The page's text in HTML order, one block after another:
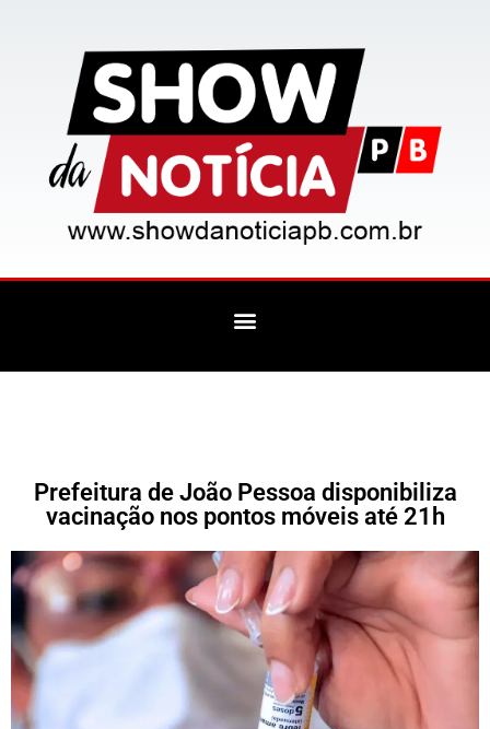
Prefeitura de João Pessoa disponibiliza
vacinação nos pontos móveis até 21h